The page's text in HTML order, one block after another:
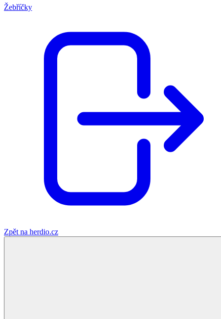
Žebříčky
Zpět na herdio.cz